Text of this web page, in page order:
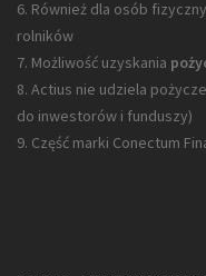
6. Również dla osób
rolników
7. Możliwość uzyskania
8. Actius nie udziela
do inwestorów i funduszy)
9. Część marki Conectum